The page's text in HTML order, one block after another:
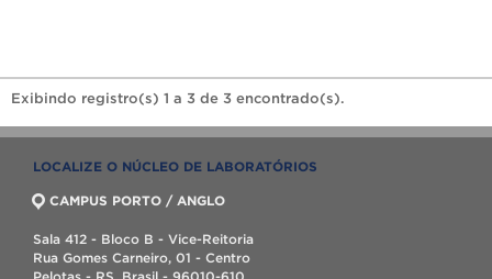
Exibindo registro(s) 1 a 3 de 3 encontrado(s).
LOCALIZE O NÚCLEO DE LABORATÓRIOS
CAMPUS PORTO / ANGLO
Sala 412 - Bloco B - Vice-Reitoria
Rua Gomes Carneiro, 01 - Centro
Pelotas - RS, Brasil - 96010-610